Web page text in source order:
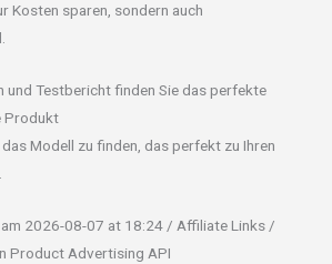
Kosten sparen, sondern auch
und Testbericht finden Sie das perfekte
Produkt
Modell zu finden, das perfekt zu Ihren
2026-08-07 at 18:24 / Affiliate Links /
Product Advertising API